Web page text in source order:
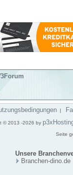
|
© 2013 -2026 by
Seite
Unsere
Branchen-dino.de